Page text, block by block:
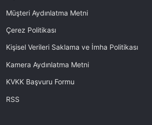
Müşteri Aydınlatma Metni
Çerez Politikası
Kişisel Verileri Saklama ve İmha Politikası
Kamera Aydınlatma Metni
KVKK Başvuru Formu
RSS